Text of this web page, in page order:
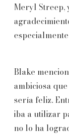
Meryl Streep,
Blake
ambiciosa
sería feliz.
iba a utilizar
no lo ha